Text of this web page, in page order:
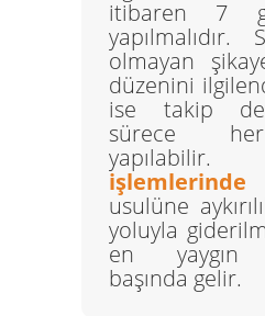
itibaren 7
yapılmalıdır.
olmayan
düzenini
ise takip
sürece
usulüne
yoluyla
en yaygın
başında gelir.